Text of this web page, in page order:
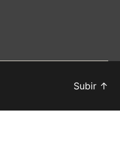
Subir ↑